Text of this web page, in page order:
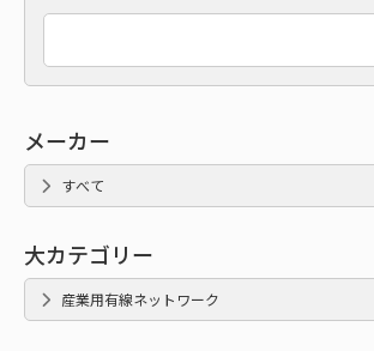
メーカー
すべて
大カテゴリー
産業用有線ネットワーク